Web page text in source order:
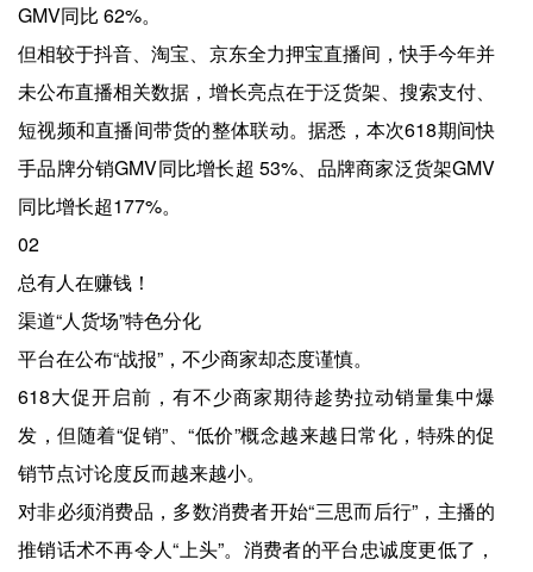
GMV同比 62%。
但相较于抖音、淘宝、京东全力押宝直播间，快手今年并
未公布直播相关数据，增长亮点在于泛货架、搜索支付、
短视频和直播间带货的整体联动。据悉，本次618期间快
手品牌分销GMV同比增长超 53%、品牌商家泛货架GMV
同比增长超177%。
02
总有人在赚钱！
渠道“人货场”特色分化
平台在公布“战报”，不少商家却态度谨慎。
618大促开启前，有不少商家期待趁势拉动销量集中爆
发，但随着“促销”、“低价”概念越来越日常化，特殊的促
销节点讨论度反而越来越小。
对非必须消费品，多数消费者开始“三思而后行”，主播的
推销话术不再令人“上头”。消费者的平台忠诚度更低了，